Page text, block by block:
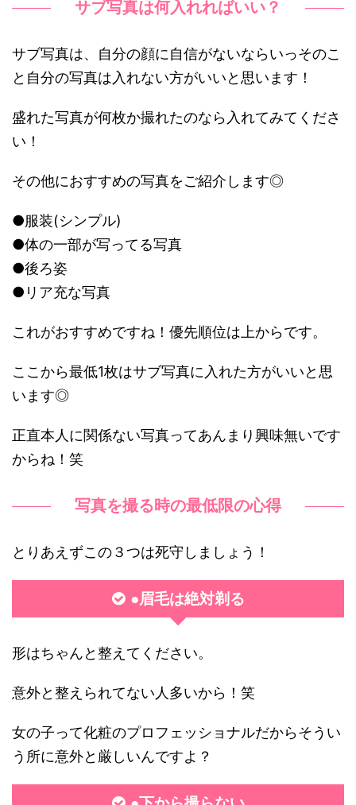
サブ写真は何入れればいい？
サブ写真は、自分の顔に自信がないならいっそのこ
と自分の写真は入れない方がいいと思います！
盛れた写真が何枚か撮れたのなら入れてみてくださ
い！
その他におすすめの写真をご紹介します◎
●服装(シンプル)
●体の一部が写ってる写真
●後ろ姿
●リア充な写真
これがおすすめですね！優先順位は上からです。
ここから最低1枚はサブ写真に入れた方がいいと思
います◎
正直本人に関係ない写真ってあんまり興味無いです
からね！笑
写真を撮る時の最低限の心得
とりあえずこの３つは死守しましょう！
●眉毛は絶対剃る
形はちゃんと整えてください。
意外と整えられてない人多いから！笑
女の子って化粧のプロフェッショナルだからそうい
う所に意外と厳しいんですよ？